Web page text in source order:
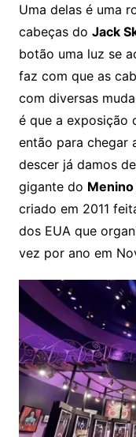
Uma delas é uma
cabeças do Jack
botão uma luz se
faz com que as
com diversas
é que a exposição
então para chegar
descer já damos
gigante do Menino
criado em 2011
dos EUA que
vez por ano em